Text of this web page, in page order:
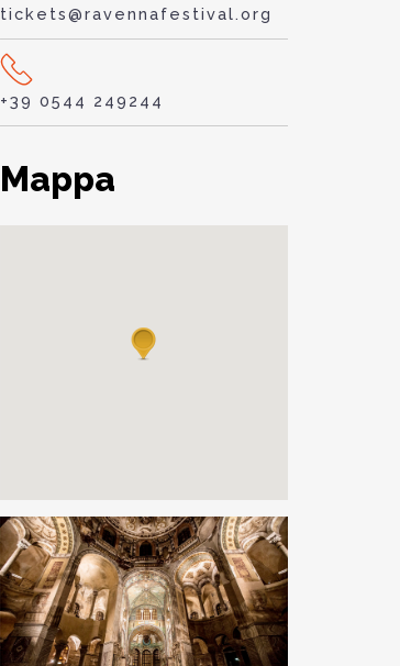
tickets@ravennafestival.org
+39 0544 249244
Mappa